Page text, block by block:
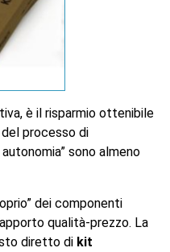
è il risparmio ottenibile
processo di
sono almeno
dei componenti
qualità-prezzo. La
diretto di kit